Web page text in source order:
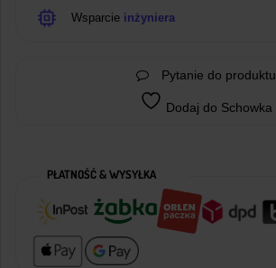
Wsparcie inżyniera
Pytanie do produktu
Dodaj do Schowka
PŁATNOŚĆ & WYSYŁKA